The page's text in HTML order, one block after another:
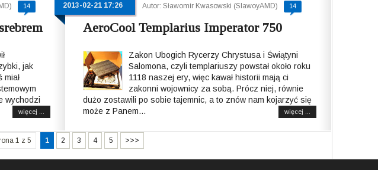
14
jak
wychodzi
więcej ...
2013-02-21 17:26 Autor: Sławomir Kwasowski (SlawoyAMD) 14
AeroCool Templarius Imperator 750
Zakon Ubogich Rycerzy Chrystusa i Świątyni
Salomona, czyli templariuszy powstał około roku
1118 naszej ery, więc kawał historii mają ci
zakonni wojownicy za sobą. Prócz niej, równie
dużo zostawili po sobie tajemnic, a to znów nam kojarzyć się
może z Panem...
więcej ...
1 z 5 1 2 3 4 5 >>>